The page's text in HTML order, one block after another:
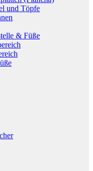
und Töpfe
& Füße